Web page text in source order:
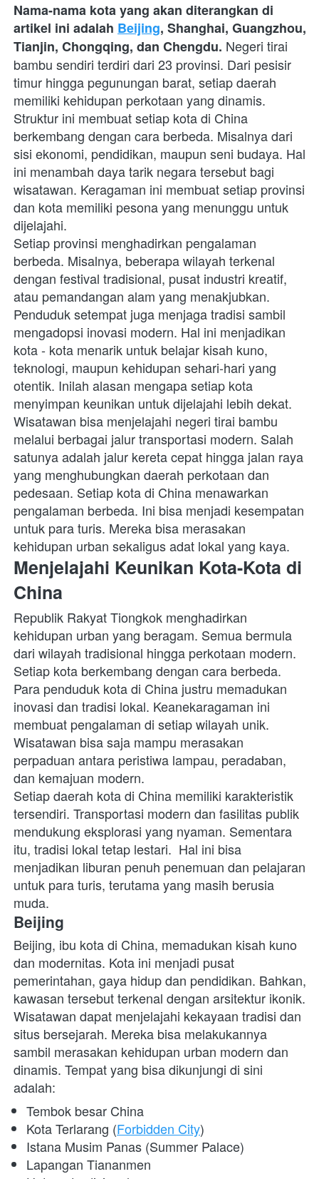
Nama-nama kota yang akan diterangkan di
artikel ini adalah Beijing, Shanghai, Guangzhou,
Tianjin, Chongqing, dan Chengdu. Negeri tirai
bambu sendiri terdiri dari 23 provinsi. Dari pesisir
timur hingga pegunungan barat, setiap daerah
memiliki kehidupan perkotaan yang dinamis.
Struktur ini membuat setiap kota di China
berkembang dengan cara berbeda. Misalnya dari
sisi ekonomi, pendidikan, maupun seni budaya. Hal
ini menambah daya tarik negara tersebut bagi
wisatawan. Keragaman ini membuat setiap provinsi
dan kota memiliki pesona yang menunggu untuk
dijelajahi.
Setiap provinsi menghadirkan pengalaman
berbeda. Misalnya, beberapa wilayah terkenal
dengan festival tradisional, pusat industri kreatif,
atau pemandangan alam yang menakjubkan.
Penduduk setempat juga menjaga tradisi sambil
mengadopsi inovasi modern. Hal ini menjadikan
kota - kota menarik untuk belajar kisah kuno,
teknologi, maupun kehidupan sehari-hari yang
otentik. Inilah alasan mengapa setiap kota
menyimpan keunikan untuk dijelajahi lebih dekat.
Wisatawan bisa menjelajahi negeri tirai bambu
melalui berbagai jalur transportasi modern. Salah
satunya adalah jalur kereta cepat hingga jalan raya
yang menghubungkan daerah perkotaan dan
pedesaan. Setiap kota di China menawarkan
pengalaman berbeda. Ini bisa menjadi kesempatan
untuk para turis. Mereka bisa merasakan
kehidupan urban sekaligus adat lokal yang kaya.
Menjelajahi Keunikan Kota-Kota di
China
Republik Rakyat Tiongkok menghadirkan
kehidupan urban yang beragam. Semua bermula
dari wilayah tradisional hingga perkotaan modern.
Setiap kota berkembang dengan cara berbeda.
Para penduduk kota di China justru memadukan
inovasi dan tradisi lokal. Keanekaragaman ini
membuat pengalaman di setiap wilayah unik.
Wisatawan bisa saja mampu merasakan
perpaduan antara peristiwa lampau, peradaban,
dan kemajuan modern.
Setiap daerah kota di China memiliki karakteristik
tersendiri. Transportasi modern dan fasilitas publik
mendukung eksplorasi yang nyaman. Sementara
itu, tradisi lokal tetap lestari.  Hal ini bisa
menjadikan liburan penuh penemuan dan pelajaran
untuk para turis, terutama yang masih berusia
muda.
Beijing
Beijing, ibu kota di China, memadukan kisah kuno
dan modernitas. Kota ini menjadi pusat
pemerintahan, gaya hidup dan pendidikan. Bahkan,
kawasan tersebut terkenal dengan arsitektur ikonik.
Wisatawan dapat menjelajahi kekayaan tradisi dan
situs bersejarah. Mereka bisa melakukannya
sambil merasakan kehidupan urban modern dan
dinamis. Tempat yang bisa dikunjungi di sini
adalah:
Tembok besar China
Kota Terlarang (Forbidden City)
Istana Musim Panas (Summer Palace)
Lapangan Tiananmen